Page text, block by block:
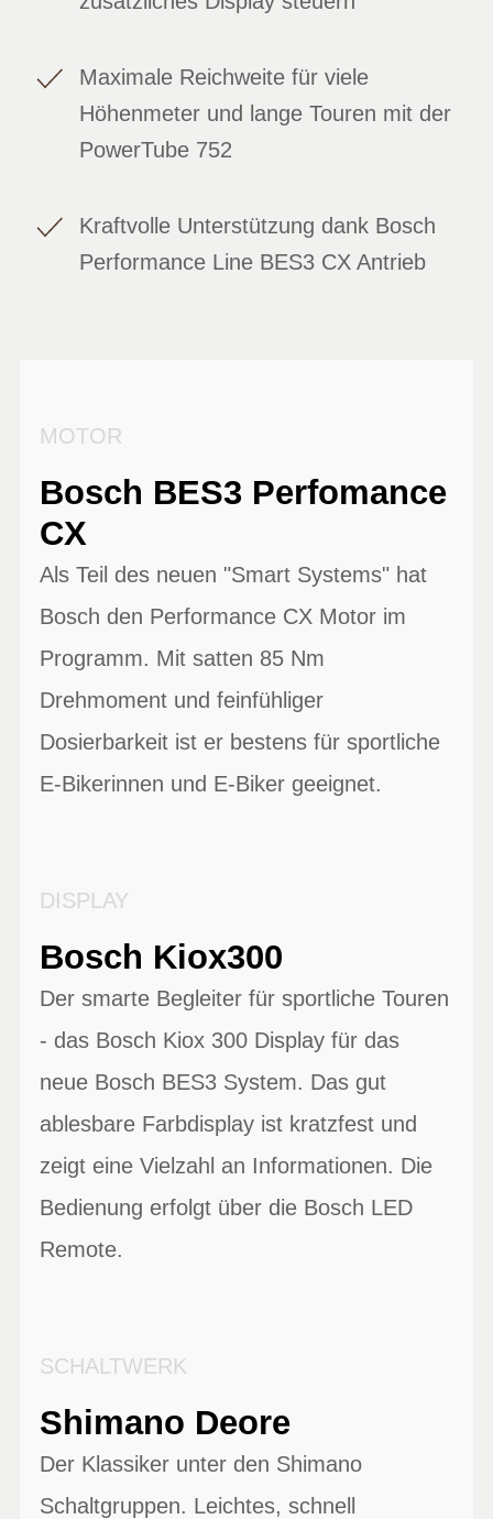
Maximale Reichweite für viele
Höhenmeter und lange Touren mit der
PowerTube 752
Kraftvolle Unterstützung dank Bosch
Performance Line BES3 CX Antrieb
MOTOR
Bosch BES3 Perfomance
CX
Als Teil des neuen "Smart Systems" hat
Bosch den Performance CX Motor im
Programm. Mit satten 85 Nm
Drehmoment und feinfühliger
Dosierbarkeit ist er bestens für sportliche
E-Bikerinnen und E-Biker geeignet.
DISPLAY
Bosch Kiox300
Der smarte Begleiter für sportliche Touren
- das Bosch Kiox 300 Display für das
neue Bosch BES3 System. Das gut
ablesbare Farbdisplay ist kratzfest und
zeigt eine Vielzahl an Informationen. Die
Bedienung erfolgt über die Bosch LED
Remote.
SCHALTWERK
Shimano Deore
Der Klassiker unter den Shimano
Schaltgruppen. Leichtes, schnell